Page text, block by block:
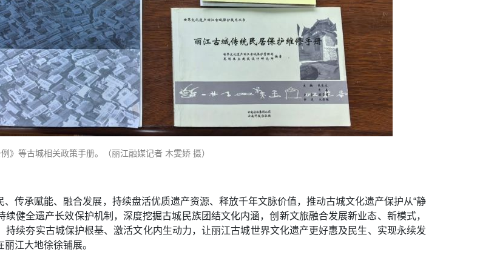
》等古城相关政策手册。（丽江融媒记者 木雯娇 摄）
传承赋能、融合发展，持续盘活优质遗产资源、释放千年文脉价值，推动古城文化遗产保护从“静
续健全遗产长效保护机制，深度挖掘古城民族团结文化内涵，创新文旅融合发展新业态、新模式，
续夯实古城保护根基、激活文化内生动力，让丽江古城世界文化遗产更好惠及民生、实现永续发
江大地徐徐铺展。